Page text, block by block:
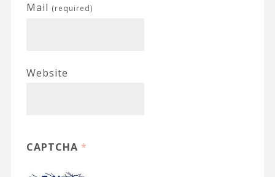
Mail (required)
Website
CAPTCHA *